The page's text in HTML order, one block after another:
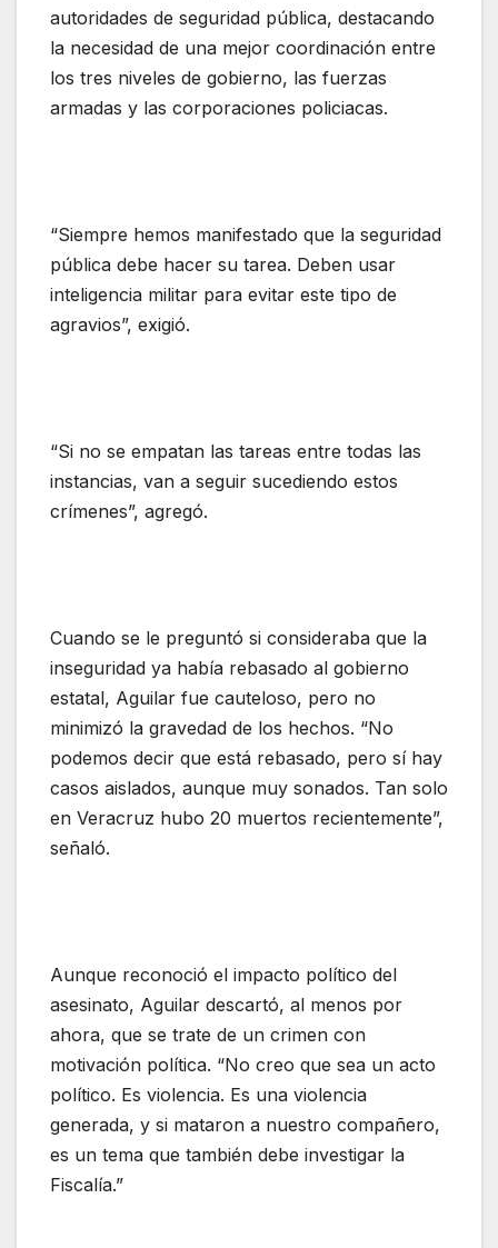
autoridades de seguridad pública, destacando
la necesidad de una mejor coordinación entre
los tres niveles de gobierno, las fuerzas
armadas y las corporaciones policiacas.
“Siempre hemos manifestado que la seguridad
pública debe hacer su tarea. Deben usar
inteligencia militar para evitar este tipo de
agravios”, exigió.
“Si no se empatan las tareas entre todas las
instancias, van a seguir sucediendo estos
crímenes”, agregó.
Cuando se le preguntó si consideraba que la
inseguridad ya había rebasado al gobierno
estatal, Aguilar fue cauteloso, pero no
minimizó la gravedad de los hechos. “No
podemos decir que está rebasado, pero sí hay
casos aislados, aunque muy sonados. Tan solo
en Veracruz hubo 20 muertos recientemente”,
señaló.
Aunque reconoció el impacto político del
asesinato, Aguilar descartó, al menos por
ahora, que se trate de un crimen con
motivación política. “No creo que sea un acto
político. Es violencia. Es una violencia
generada, y si mataron a nuestro compañero,
es un tema que también debe investigar la
Fiscalía.”